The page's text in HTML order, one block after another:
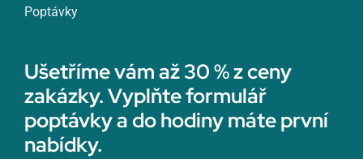
Poptávky
Ušetříme vám až 30 % z ceny
zakázky. Vyplňte formulář
poptávky a do hodiny máte první
nabídky.